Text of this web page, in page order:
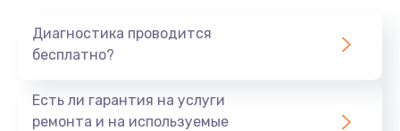
от 990 руб.
Диагностика проводится
бесплатно?
Есть ли гарантия на услуги
ремонта и на используемые